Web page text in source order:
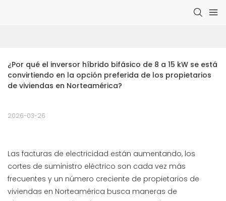
¿Por qué el inversor híbrido bifásico de 8 a 15 kW se está
convirtiendo en la opción preferida de los propietarios
de viviendas en Norteamérica?
2026-03-26
Las facturas de electricidad están aumentando, los
cortes de suministro eléctrico son cada vez más
frecuentes y un número creciente de propietarios de
viviendas en Norteamérica busca maneras de